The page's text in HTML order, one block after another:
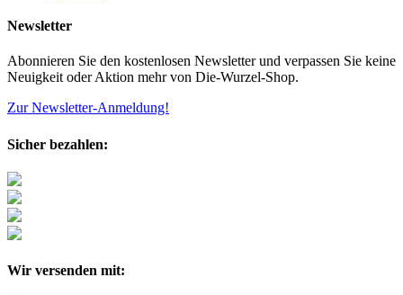
Newsletter
Abonnieren Sie den kostenlosen Newsletter und verpassen Sie keine
Neuigkeit oder Aktion mehr von Die-Wurzel-Shop.
Zur Newsletter-Anmeldung!
Sicher bezahlen:
Wir versenden mit: